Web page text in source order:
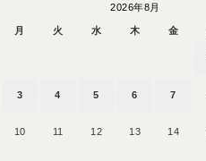
2026年8月
月 火 水 木 金
3 4 5 6 7
10 11 12 13 14